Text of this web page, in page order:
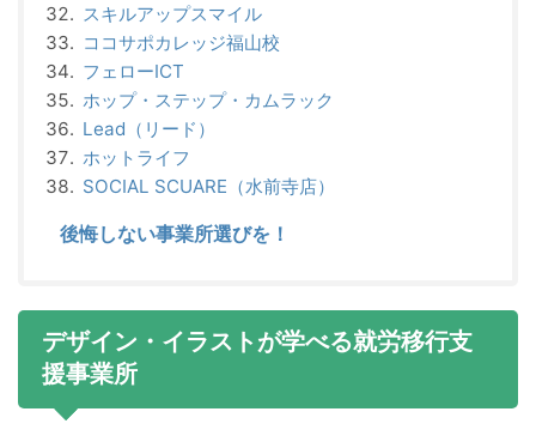
スキルアップスマイル
ココサポカレッジ福山校
フェローICT
ホップ・ステップ・カムラック
Lead（リード）
ホットライフ
SOCIAL SCUARE（水前寺店）
後悔しない事業所選びを！
デザイン・イラストが学べる就労移行支
援事業所